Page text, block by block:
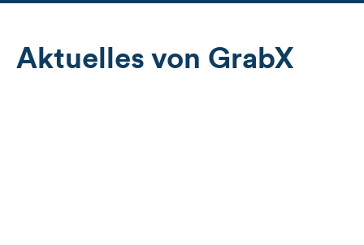
Aktuelles von GrabX